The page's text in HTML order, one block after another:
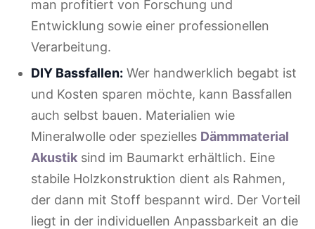
man profitiert von Forschung und
Entwicklung sowie einer professionellen
Verarbeitung.
DIY Bassfallen: Wer handwerklich begabt ist
und Kosten sparen möchte, kann Bassfallen
auch selbst bauen. Materialien wie
Mineralwolle oder spezielles Dämmmaterial
Akustik sind im Baumarkt erhältlich. Eine
stabile Holzkonstruktion dient als Rahmen,
der dann mit Stoff bespannt wird. Der Vorteil
liegt in der individuellen Anpassbarkeit an die